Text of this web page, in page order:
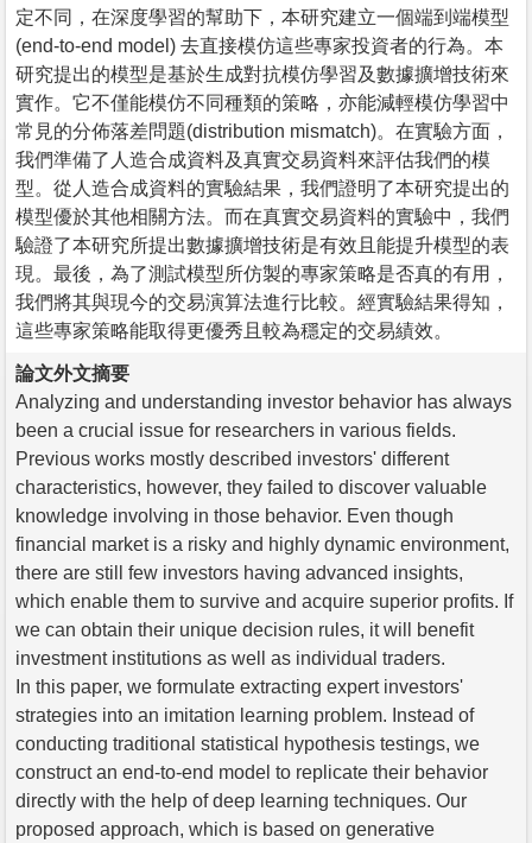
定不同，在深度學習的幫助下，本研究建立一個端到端模型
(end-to-end model) 去直接模仿這些專家投資者的行為。本
研究提出的模型是基於生成對抗模仿學習及數據擴增技術來
實作。它不僅能模仿不同種類的策略，亦能減輕模仿學習中
常見的分佈落差問題(distribution mismatch)。在實驗方面，
我們準備了人造合成資料及真實交易資料來評估我們的模
型。從人造合成資料的實驗結果，我們證明了本研究提出的
模型優於其他相關方法。而在真實交易資料的實驗中，我們
驗證了本研究所提出數據擴增技術是有效且能提升模型的表
現。最後，為了測試模型所仿製的專家策略是否真的有用，
我們將其與現今的交易演算法進行比較。經實驗結果得知，
這些專家策略能取得更優秀且較為穩定的交易績效。
論文外文摘要
Analyzing and understanding investor behavior has always
been a crucial issue for researchers in various fields.
Previous works mostly described investors' different
characteristics, however, they failed to discover valuable
knowledge involving in those behavior. Even though
financial market is a risky and highly dynamic environment,
there are still few investors having advanced insights,
which enable them to survive and acquire superior profits. If
we can obtain their unique decision rules, it will benefit
investment institutions as well as individual traders.
In this paper, we formulate extracting expert investors'
strategies into an imitation learning problem. Instead of
conducting traditional statistical hypothesis testings, we
construct an end-to-end model to replicate their behavior
directly with the help of deep learning techniques. Our
proposed approach, which is based on generative